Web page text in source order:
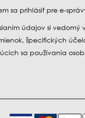
sa prihlásiť pre e-
údajov si vedomý
špecifických
sa používania